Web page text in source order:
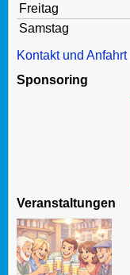
Freitag
Samstag
Kontakt und Anfahrt
Sponsoring
Veranstaltungen